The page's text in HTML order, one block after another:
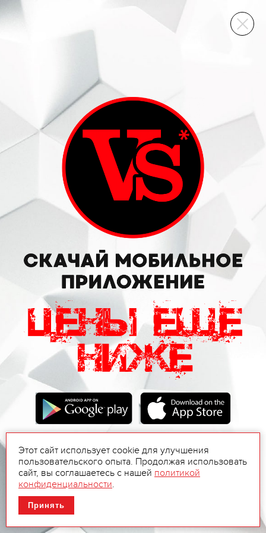
ВИННЫЙ СКЛАД
Этот сайт использует cookie для улучшения
пользовательского опыта. Продолжая использовать
сайт, вы соглашаетесь с нашей политикой
конфиденциальности.
Принять